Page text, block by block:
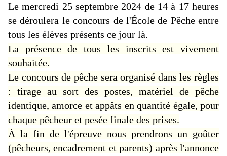
Le mercredi 25 septembre 2024 de 14 à 17 heures
se déroulera le concours de l'École de Pêche entre
tous les élèves présents ce jour là.
La présence de tous les inscrits est vivement
souhaitée.
Le concours de pêche sera organisé dans les règles
: tirage au sort des postes, matériel de pêche
identique, amorce et appâts en quantité égale, pour
chaque pêcheur et pesée finale des prises.
À la fin de l'épreuve nous prendrons un goûter
(pêcheurs, encadrement et parents) après l'annonce